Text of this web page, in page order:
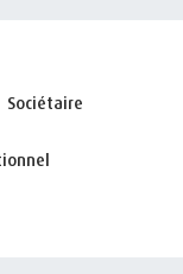
Sociétaire